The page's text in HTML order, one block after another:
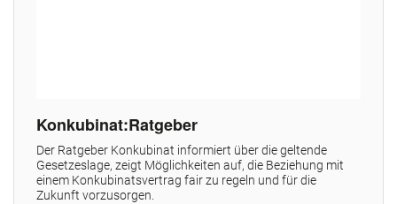
Konkubinat:Ratgeber
Der Ratgeber Konkubinat informiert über die geltende
Gesetzeslage, zeigt Möglichkeiten auf, die Beziehung mit
einem Konkubinatsvertrag fair zu regeln und für die
Zukunft vorzusorgen.